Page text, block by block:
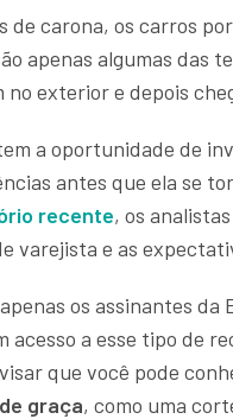
de carona, os carros
apenas algumas das
exterior e depois
a oportunidade de
antes que ela se
recente, os
varejista e as
os assinantes da
acesso a esse tipo de
que você pode
graça, como uma